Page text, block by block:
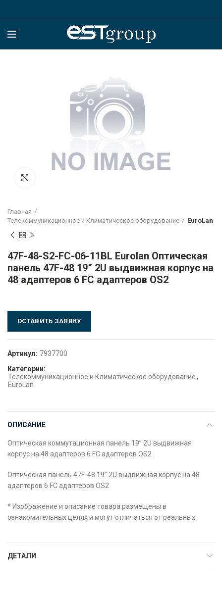
Главная
Телекоммуникационное и Климатическое оборудование
EuroLan
47F-48-S2-FC-06-11BL Eurolan Оптическая
панель 47F-48 19” 2U выдвижная корпус на
48 адаптеров 6 FC адаптеров OS2
ОСТАВИТЬ ЗАЯВКУ
Артикул: 7937700
Категории:
Телекоммуникационное и Климатическое оборудование,
EuroLan
ОПИСАНИЕ
Оптическая коммутационная панель 19” 2U выдвижная
корпус на 48 адаптеров 6 FC адаптеров OS2
Оптическая панель 47F-48 19” 2U выдвижная корпус на 48
адаптеров 6 FC адаптеров OS2
* Изображение и описание товара размещены в
ознакомительных целях и могут отличаться от реальных.
ДЕТАЛИ